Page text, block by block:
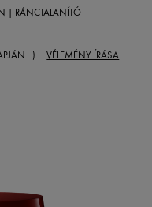
| RÁNCTALANÍTÓ
) VÉLEMÉNY ÍRÁSA